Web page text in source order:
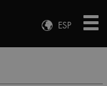
ESP
ENG